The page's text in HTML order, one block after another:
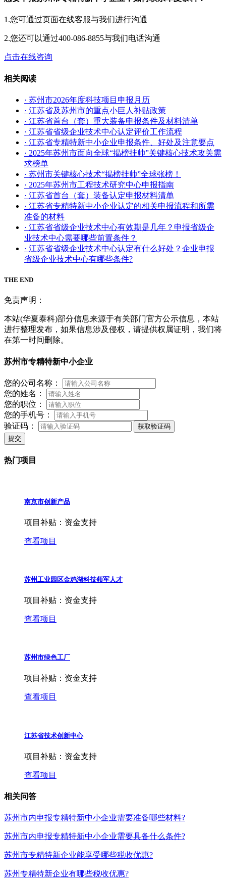
1.您可通过页面在线客服与我们进行沟通
2.您还可以通过400-086-8855与我们电话沟通
点击在线咨询
相关阅读
· 苏州市2026年度科技项目申报月历
· 江苏省及苏州市的重点小巨人补贴政策
· 江苏省首台（套）重大装备申报条件及材料清单
· 江苏省省级企业技术中心认定评价工作流程
· 江苏省专精特新中小企业申报条件、好处及注意要点
· 2025年苏州市面向全球“揭榜挂帅”关键核心技术攻关需
求榜单
· 苏州市关键核心技术“揭榜挂帅”全球张榜！
· 2025年苏州市工程技术研究中心申报指南
· 江苏省首台（套）装备认定申报材料清单
· 江苏省专精特新中小企业认定的相关申报流程和所需
准备的材料
· 江苏省省级企业技术中心有效期是几年？申报省级企
业技术中心需要哪些前置条件？
· 江苏省省级企业技术中心认定有什么好处？企业申报
省级企业技术中心有哪些条件?
THE END
免责声明：
本站(华夏泰科)部分信息来源于有关部门官方公示信息，本站
进行整理发布，如果信息涉及侵权，请提供权属证明，我们将
在第一时间删除。
苏州市专精特新中小企业
您的公司名称：
您的姓名：
您的职位：
您的手机号：
验证码：
获取验证码
提交
热门项目
南京市创新产品
项目补贴： 资金支持
查看项目
苏州工业园区金鸡湖科技领军人才
项目补贴： 资金支持
查看项目
苏州市绿色工厂
项目补贴： 资金支持
查看项目
江苏省技术创新中心
项目补贴： 资金支持
查看项目
相关问答
苏州市内申报专精特新中小企业需要准备哪些材料?
苏州市内申报专精特新中小企业需要具备什么条件?
苏州市专精特新企业能享受哪些税收优惠?
苏州专精特新企业有哪些税收优惠?